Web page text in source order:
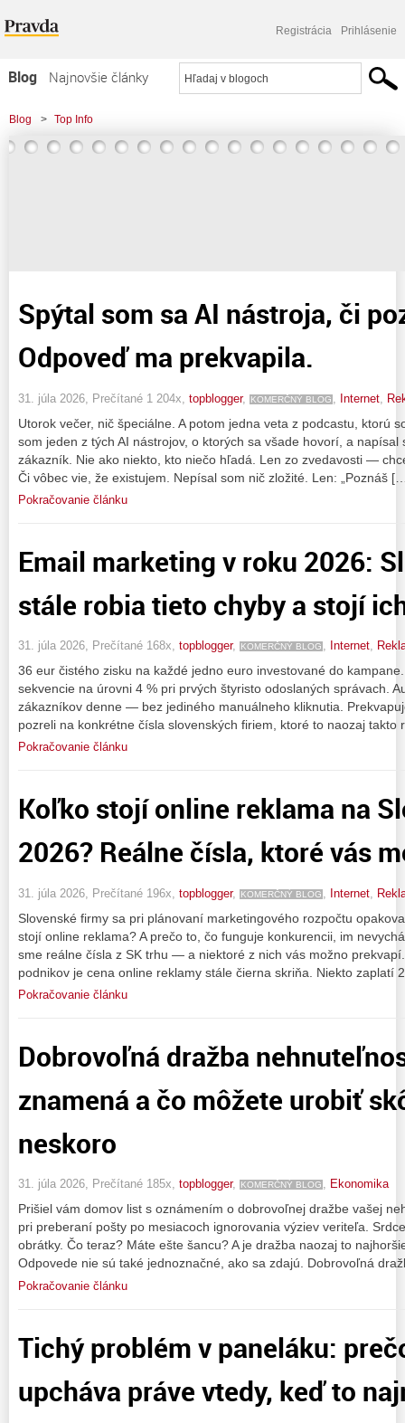
Registrácia Prihlásenie
Blog
Najnovšie články
Najčítanejšie články
Najkomentovanejšie články
Blog > Top Info
Spýtal som sa AI nástroja, či
Odpoveď ma prekvapila.
31. júla 2026, Prečítané 1 204x, topblogger, KOMERČNÝ BLOG Internet
Utorok večer, nič špeciálne. A potom jedna veta z podcastu, ktorú
som jeden z tých AI nástrojov, o ktorých sa všade hovorí, a napísal
zákazník. Nie ako niekto, kto niečo hľadá. Len zo zvedavosti —
Či vôbec vie, že existujem. Nepísal som nič zložité. Len: „Poznáš
Pokračovanie článku
Email marketing v roku 2026:
stále robia tieto chyby a stojí
31. júla 2026, Prečítané 168x, topblogger, KOMERČNÝ BLOG , Internet,
36 eur čistého zisku na každé jedno euro investované do
sekvencie na úrovni 4 % pri prvých štyristo odoslaných správach.
zákazníkov denne — bez jediného manuálneho kliknutia.
pozreli na konkrétne čísla slovenských firiem, ktoré to naozaj
Pokračovanie článku
Koľko stojí online reklama na
2026? Reálne čísla, ktoré vás
31. júla 2026, Prečítané 196x, topblogger, KOMERČNÝ BLOG Internet
Slovenské firmy sa pri plánovaní marketingového rozpočtu
stojí online reklama? A prečo to, čo funguje konkurencii, im
sme reálne čísla z SK trhu — a niektoré z nich vás možno
podnikov je cena online reklamy stále čierna skriňa. Niekto zaplatí
Pokračovanie článku
Dobrovoľná dražba
znamená a čo môžete urobiť
neskoro
31. júla 2026, Prečítané 185x, topblogger, KOMERČNÝ BLOG , Ekonomika
Prišiel vám domov list s oznámením o dobrovoľnej dražbe vašej
pri preberaní pošty po mesiacoch ignorovania výziev veriteľa.
obrátky. Čo teraz? Máte ešte šancu? A je dražba naozaj to
Odpovede nie sú také jednoznačné, ako sa zdajú. Dobrovoľná
Pokračovanie článku
Tichý problém v paneláku:
upcháva práve vtedy, keď to